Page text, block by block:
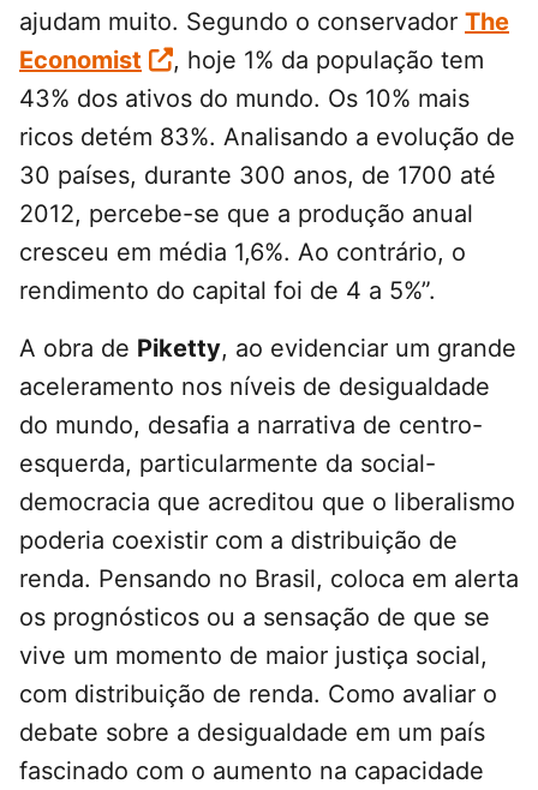
ajudam muito. Segundo o conservador The
Economist
, hoje 1% da população tem
43% dos ativos do mundo. Os 10% mais
ricos detém 83%. Analisando a evolução de
30 países, durante 300 anos, de 1700 até
2012, percebe-se que a produção anual
cresceu em média 1,6%. Ao contrário, o
rendimento do capital foi de 4 a 5%”.
A obra de Piketty, ao evidenciar um grande
aceleramento nos níveis de desigualdade
do mundo, desafia a narrativa de centro-
esquerda, particularmente da social-
democracia que acreditou que o liberalismo
poderia coexistir com a distribuição de
renda. Pensando no Brasil, coloca em alerta
os prognósticos ou a sensação de que se
vive um momento de maior justiça social,
com distribuição de renda. Como avaliar o
debate sobre a desigualdade em um país
fascinado com o aumento na capacidade